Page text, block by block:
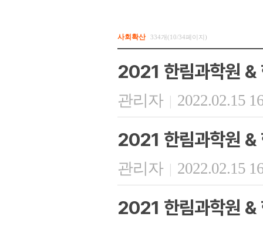
사회확산 334개(10/34페이지)
2021 한림과학원 &
관리자 | 2022.02.15
2021 한림과학원 &
관리자 | 2022.02.15
2021 한림과학원 &